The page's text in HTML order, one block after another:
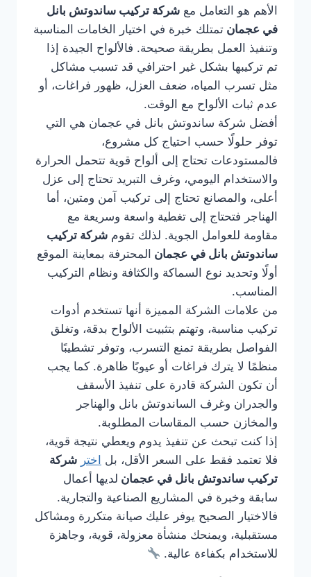
الأهم هو التعامل مع شركة تركيب ساندوتش بانل
في عجمان تمتلك خبرة في اختيار الخامات المناسبة
وتنفيذ العمل بطريقة صحيحة. فالألواح الجيدة إذا
تم تركيبها بشكل غير احترافي قد تسبب مشاكل
مثل تسرب المياه، ضعف العزل، ظهور فراغات، أو
عدم ثبات الألواح مع الوقت.
أفضل شركة ساندوتش بانل في عجمان هي التي
توفر حلولًا حسب احتياج كل مشروع،
فالمستودعات تحتاج إلى ألواح قوية تتحمل الحرارة
والاستخدام اليومي، وغرف التبريد تحتاج إلى عزل
أعلى، والمصانع تحتاج إلى تركيب آمن ومتين، أما
الهناجر فتحتاج إلى تغطية واسعة وسريعة مع
مقاومة للعوامل الجوية. لذلك تقوم شركة تركيب
ساندوتش بانل في عجمان المحترفة بمعاينة الموقع
أولًا وتحديد نوع السماكة والكثافة ونظام التركيب
المناسب.
من علامات الشركة المميزة أنها تستخدم أدوات
تركيب مناسبة، وتهتم بتثبيت الألواح بدقة، وتغلق
الفواصل بطريقة تمنع التسرب، وتوفر تشطيبًا
منظمًا لا يترك فراغات أو عيوبًا ظاهرة. كما يجب
أن تكون الشركة قادرة على تنفيذ الأسقف
والجدران وغرف الساندوتش بانل والهناجر
والمخازن حسب المقاسات المطلوبة.
إذا كنت تبحث عن تنفيذ يدوم ويعطي نتيجة قوية،
فلا تعتمد فقط على السعر الأقل، بل اختر شركة
تركيب ساندوتش بانل في عجمان لديها أعمال
سابقة وخبرة في المشاريع الصناعية والتجارية.
فالاختيار الصحيح يوفر عليك صيانة متكررة ومشاكل
مستقبلية، ويمنحك منشأة معزولة، قوية، وجاهزة
للاستخدام بكفاءة عالية.